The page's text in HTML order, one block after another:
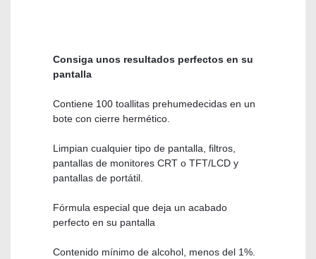
Consiga unos resultados perfectos en su
pantalla
Contiene 100 toallitas prehumedecidas en un
bote con cierre hermético.
Limpian cualquier tipo de pantalla, filtros,
pantallas de monitores CRT o TFT/LCD y
pantallas de portátil.
Fórmula especial que deja un acabado
perfecto en su pantalla
Contenido mínimo de alcohol, menos del 1%.